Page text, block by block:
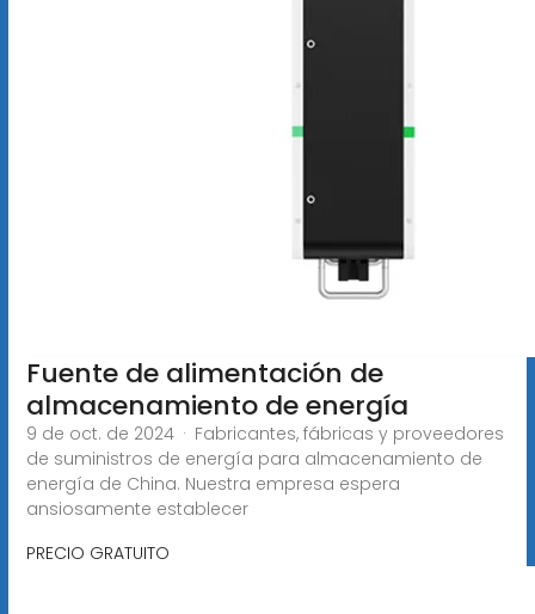
Fuente de alimentación de
almacenamiento de energía
9 de oct. de 2024 · Fabricantes, fábricas y proveedores
de suministros de energía para almacenamiento de
energía de China. Nuestra empresa espera
ansiosamente establecer
PRECIO GRATUITO